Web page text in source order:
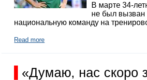
В марте 34-
не был вызван
национальную команду на
Read more
«Думаю, нас скоро